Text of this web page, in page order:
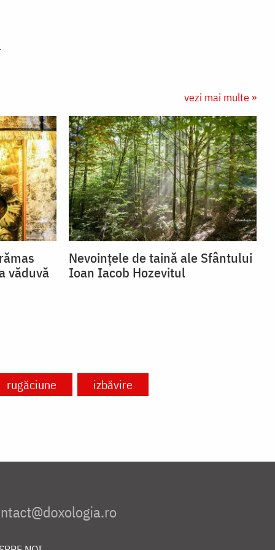
vezi mai multe »
văduvă
Nevoințele de taină ale Sfântului
Ioan Iacob Hozevitul
rugăciune izbăvire